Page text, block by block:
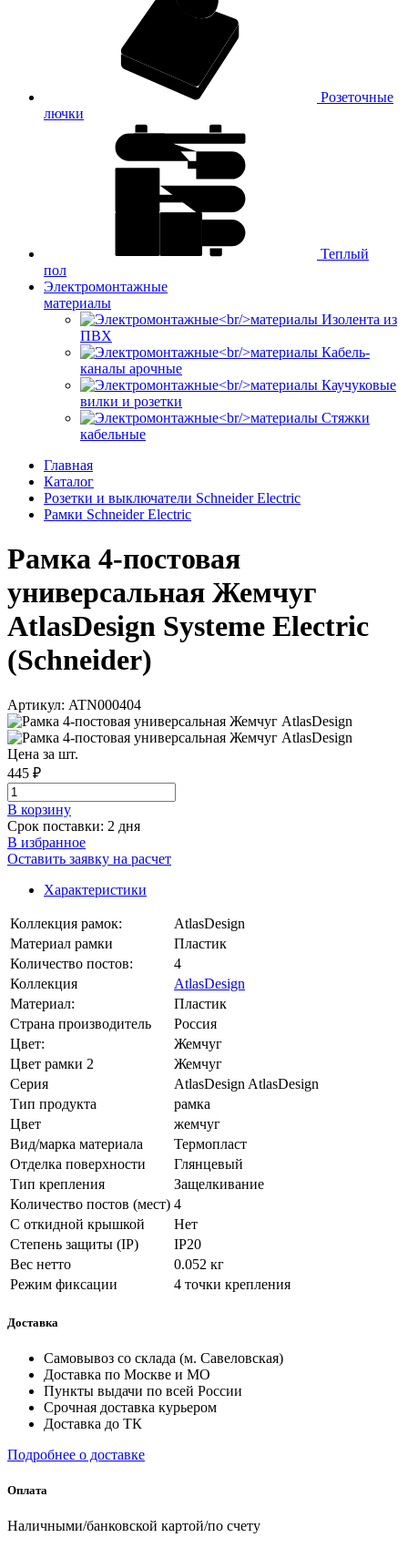
Розеточные
лючки
Теплый
пол
Электромонтажные
материалы
Изолента из
ПВХ
Кабель-
каналы арочные
Каучуковые
вилки и розетки
Стяжки
кабельные
Главная
Каталог
Розетки и выключатели Schneider Electric
Рамки Schneider Electric
Рамка 4-постовая
универсальная Жемчуг
AtlasDesign Systeme Electric
(Schneider)
Артикул: ATN000404
Цена за шт.
445 ₽
В корзинy
Срок поставки: 2 дня
В избранное
Оставить заявку на расчет
Характеристики
Коллекция рамок:
AtlasDesign
Материал рамки
Пластик
Количество постов:
4
Коллекция
AtlasDesign
Материал:
Пластик
Страна производитель
Россия
Цвет:
Жемчуг
Цвет рамки 2
Жемчуг
Серия
AtlasDesign AtlasDesign
Тип продукта
рамка
Цвет
жемчуг
Вид/марка материала
Термопласт
Отделка поверхности
Глянцевый
Тип крепления
Защелкивание
Количество постов (мест) 4
С откидной крышкой
Нет
Степень защиты (IP)
IP20
Вес нетто
0.052 кг
Режим фиксации
4 точки крепления
Доставка
Самовывоз со склада (м. Савеловская)
Доставка по Москве и МО
Пункты выдачи по всей России
Срочная доставка курьером
Доставка до ТК
Подробнее о доставке
Оплата
Наличными/банковской картой/по счету